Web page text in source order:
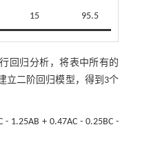
15 95.5
回归分析，将表中所有的
立二阶回归模型，得到3个
1.25AB + 0.47AC - 0.25BC -